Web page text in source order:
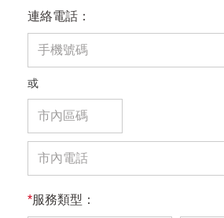
連絡電話：
或
*服務類型：